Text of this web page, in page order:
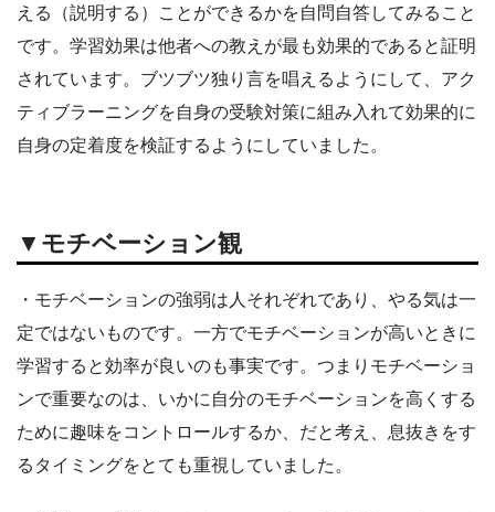
える（説明する）ことができるかを自問自答してみること
です。学習効果は他者への教えが最も効果的であると証明
されています。ブツブツ独り言を唱えるようにして、アク
ティブラーニングを自身の受験対策に組み入れて効果的に
自身の定着度を検証するようにしていました。
▼モチベーション観
・モチベーションの強弱は人それぞれであり、やる気は一
定ではないものです。一方でモチベーションが高いときに
学習すると効率が良いのも事実です。つまりモチベーショ
ンで重要なのは、いかに自分のモチベーションを高くする
ために趣味をコントロールするか、だと考え、息抜きをす
るタイミングをとても重視していました。